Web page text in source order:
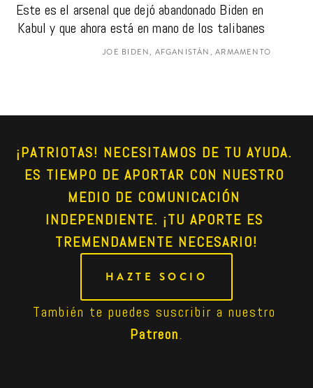
Este es el arsenal que dejó abandonado Biden en
Kabul y que ahora está en mano de los talibanes
JOE BIDEN, AFGANISTÁN, ARMAMENTO
¡PATRIOTAS! NECESITAMOS DE TU AYUDA.
ES TIEMPO DE APORTAR CON NUESTRO
MEDIO DE COMUNICACIÓN
INDEPENDIENTE. ¡TU APORTE ES
TREMENDAMENTE NECESARIO!
HAZTE SOCIO
Patreon.